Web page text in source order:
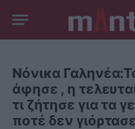
Νόνικα
άφησε , η
τι ζήτησε για τα
ποτέ δεν